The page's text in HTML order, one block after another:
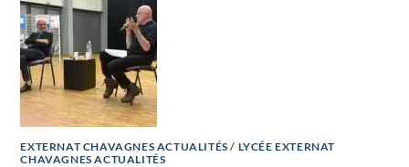
EXTERNAT CHAVAGNES ACTUALITÉS / LYCÉE EXTERNAT
CHAVAGNES ACTUALITÉS